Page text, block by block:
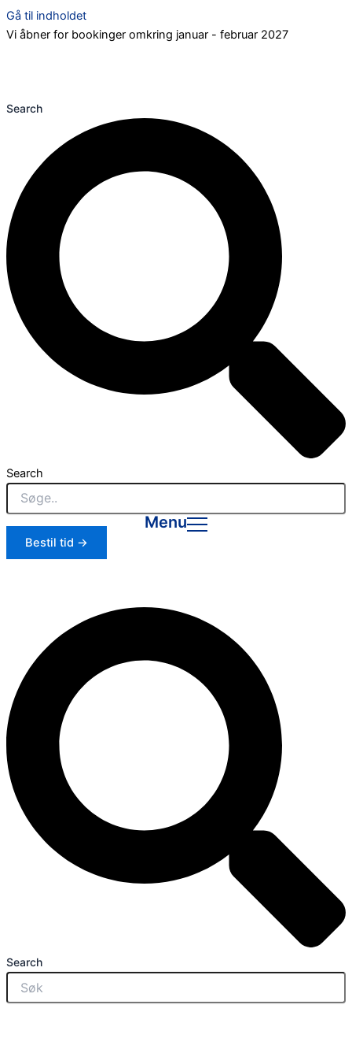
Gå til indholdet
Vi åbner for bookinger omkring januar - februar 2027
Search
Search
Menu
Bestil tid →
Search